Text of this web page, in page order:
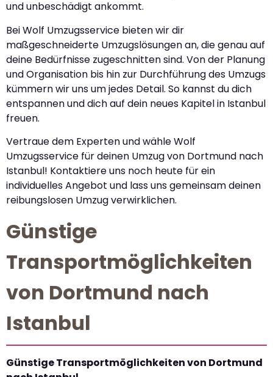
und unbeschädigt ankommt.
Bei Wolf Umzugsservice bieten wir dir
maßgeschneiderte Umzugslösungen an, die genau auf
deine Bedürfnisse zugeschnitten sind. Von der Planung
und Organisation bis hin zur Durchführung des Umzugs
kümmern wir uns um jedes Detail. So kannst du dich
entspannen und dich auf dein neues Kapitel in Istanbul
freuen.
Vertraue dem Experten und wähle Wolf
Umzugsservice für deinen Umzug von Dortmund nach
Istanbul! Kontaktiere uns noch heute für ein
individuelles Angebot und lass uns gemeinsam deinen
reibungslosen Umzug verwirklichen.
Günstige
Transportmöglichkeiten
von Dortmund nach
Istanbul
Günstige Transportmöglichkeiten von Dortmund